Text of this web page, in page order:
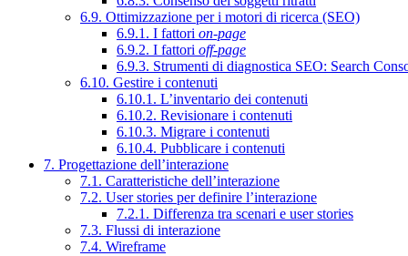
6.9. Ottimizzazione per i motori di ricerca (SEO)
6.9.1. I fattori on-page
6.9.2. I fattori off-page
6.9.3. Strumenti di diagnostica SEO: Search
6.10. Gestire i contenuti
6.10.1. L’inventario dei contenuti
6.10.2. Revisionare i contenuti
6.10.3. Migrare i contenuti
6.10.4. Pubblicare i contenuti
7. Progettazione dell’interazione
7.1. Caratteristiche dell’interazione
7.2. User stories per definire l’interazione
7.2.1. Differenza tra scenari e user stories
7.3. Flussi di interazione
7.4. Wireframe